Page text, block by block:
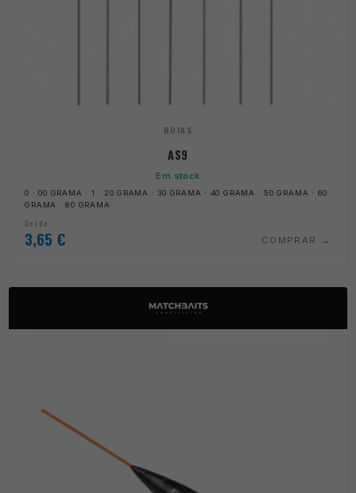
BOIAS
AS9
Em stock
0 · 00 GRAMA · 1 · 20 GRAMA · 30 GRAMA · 40 GRAMA · 50 GRAMA · 60
GRAMA · 80 GRAMA
Desde
3,65 € COMPRAR